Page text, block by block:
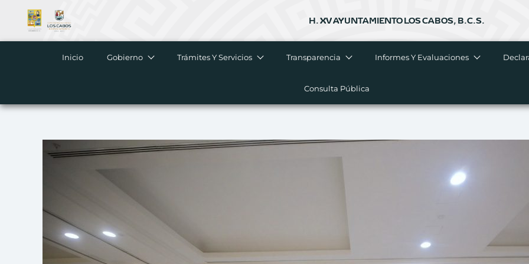
contenido
H. XV AYUNTAMIENTO LOS CABOS, B.C.S.
Inicio Gobierno Trámites Y Servicios Transparencia Informes Y Evaluaciones
Consulta Pública